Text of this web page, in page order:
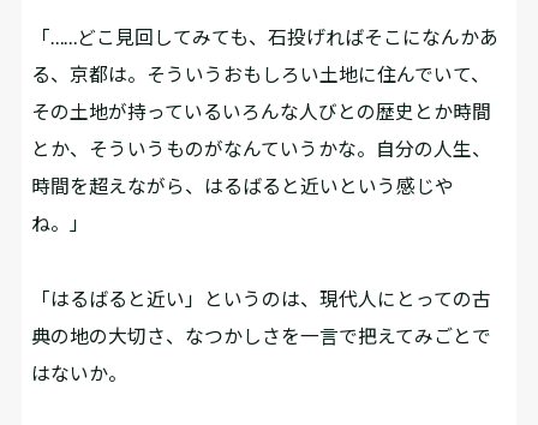
「……どこ見回してみても、石投げればそこになんかあ
る、京都は。そういうおもしろい土地に住んでいて、
その土地が持っているいろんな人びとの歴史とか時間
とか、そういうものがなんていうかな。自分の人生、
時間を超えながら、はるばると近いという感じや
ね。」
「はるばると近い」というのは、現代人にとっての古
典の地の大切さ、なつかしさを一言で把えてみごとで
はないか。